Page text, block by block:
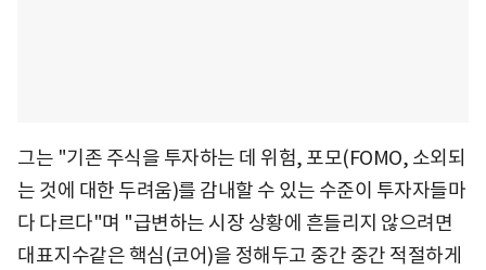
그는 "기존 주식을 투자하는 데 위험, 포모(FOMO, 소외되
는 것에 대한 두려움)를 감내할 수 있는 수준이 투자자들마
다 다르다"며 "급변하는 시장 상황에 흔들리지 않으려면
대표지수같은 핵심(코어)을 정해두고 중간 중간 적절하게